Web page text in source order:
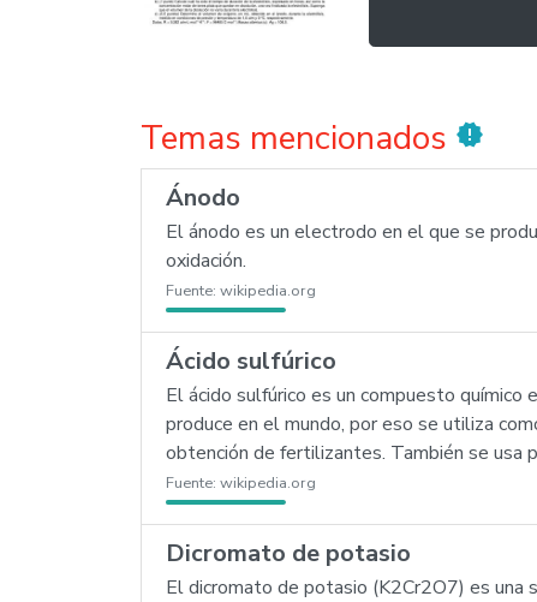
Temas mencionados new_releases
Ánodo
El ánodo es un electrodo en el que se
oxidación.
Fuente: wikipedia.org
Ácido sulfúrico
El ácido sulfúrico es un compuesto
produce en el mundo, por eso se utiliza
obtención de fertilizantes. También se usa
Fuente: wikipedia.org
Dicromato de potasio
El dicromato de potasio (K2Cr2O7) es